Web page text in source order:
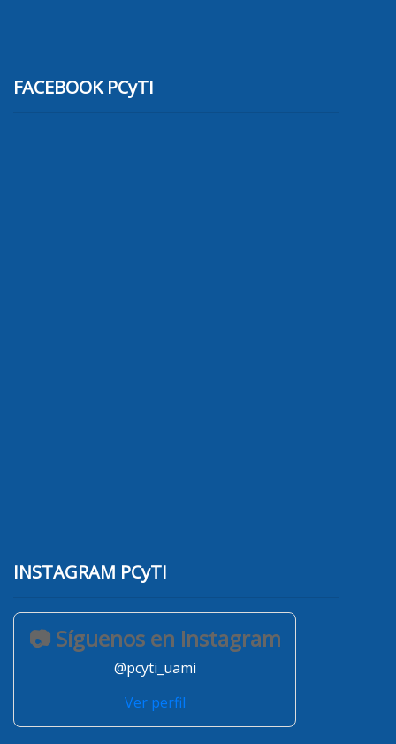
FACEBOOK PCyTI
INSTAGRAM PCyTI
📷 Síguenos en Instagram
@pcyti_uami
Ver perfil